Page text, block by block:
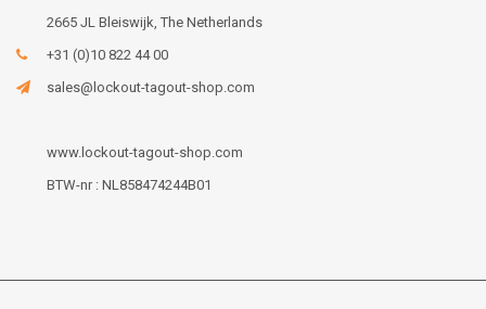
2665 JL Bleiswijk, The Netherlands
+31 (0)10 822 44 00
sales@lockout-tagout-shop.com
www.lockout-tagout-shop.com
BTW-nr : NL858474244B01